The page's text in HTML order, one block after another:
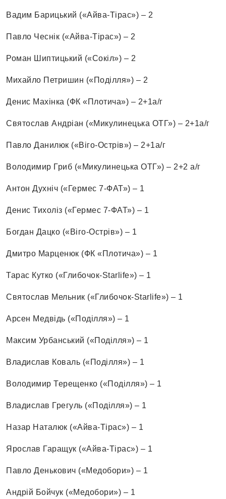
Вадим Барицький («Айва-Тірас») – 2
Павло Чеснік («Айва-Тірас») – 2
Роман Шиптицький («Сокіл») – 2
Михайло Петришин («Поділля») – 2
Денис Махінка (ФК «Плотича») – 2+1а/г
Святослав Андріан («Микулинецька ОТГ») – 2+1а/г
Павло Данилюк («Віго-Острів») – 2+1а/г
Володимир Гриб («Микулинецька ОТГ») – 2+2 а/г
Антон Духніч («Гермес 7-ФАТ») – 1
Денис Тихоліз («Гермес 7-ФАТ») – 1
Богдан Дацко («Віго-Острів») – 1
Дмитро Марценюк (ФК «Плотича») – 1
Тарас Кутко («Глибочок-Starlife») – 1
Святослав Мельник («Глибочок-Starlife») – 1
Арсен Медвідь («Поділля») – 1
Максим Урбанський («Поділля») – 1
Владислав Коваль («Поділля») – 1
Володимир Терещенко («Поділля») – 1
Владислав Грегуль («Поділля») – 1
Назар Наталюк («Айва-Тірас») – 1
Ярослав Гаращук («Айва-Тірас») – 1
Павло Денькович («Медобори») – 1
Андрій Бойчук («Медобори») – 1